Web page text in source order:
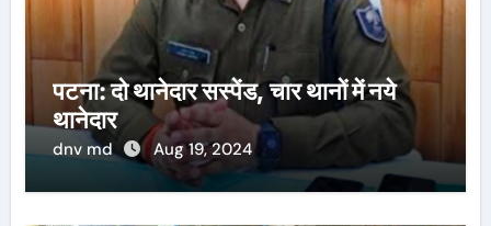
पटना: दो थानेदार सस्पेंड, चार थानों में नये
थानेदार
dnv md Aug 19, 2024